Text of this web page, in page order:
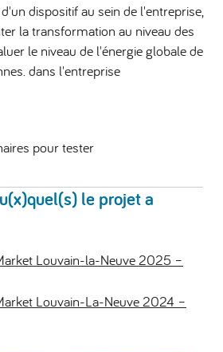
dispositif au sein de l'entreprise,
la transformation au niveau des
le niveau de l'énergie globale de
dans l'entreprise
pour tester
le projet a
Louvain-la-Neuve 2025 –
Louvain-La-Neuve 2024 –